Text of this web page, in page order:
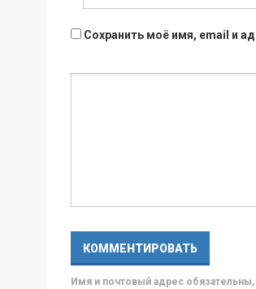
Сохранить моё имя, email и
Имя и почтовый адрес